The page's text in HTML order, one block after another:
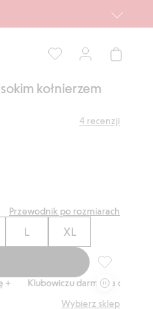
kołnierzem
4 recenzji
Przewodnik po rozmiarach
L XL
Sportowa
darmowa dostawa od 150 zł
Wybierz sklep